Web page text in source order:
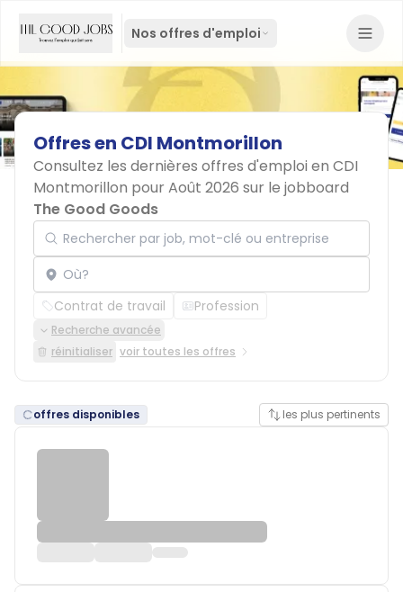
Nos offres d'emploi
Offresen CDI Montmorillon
Consultez les dernières offres d'emploi en CDI
Montmorillon pour Août 2026 sur le jobboard
The Good Goods
Rechercher par job, mot-clé ou entreprise
Localisation
Contrat de travail Profession
Recherche avancée
réinitialiser voir toutes les offres
offres disponibles les plus pertinents